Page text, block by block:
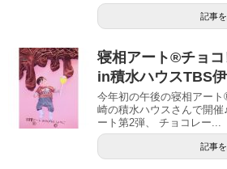
記事
寝相アート®︎チョ
in積水ハウスTBS
今年初の午後の寝相アー
崎の積水ハウスさんで開
ート第2弾、 チョコレー...
記事